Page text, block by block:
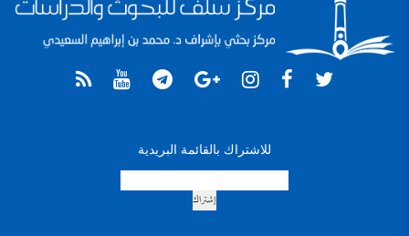
للاشتراك بالقائمة البريدية